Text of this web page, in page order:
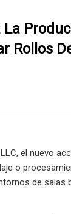
Rollos
el nuevo
o
de